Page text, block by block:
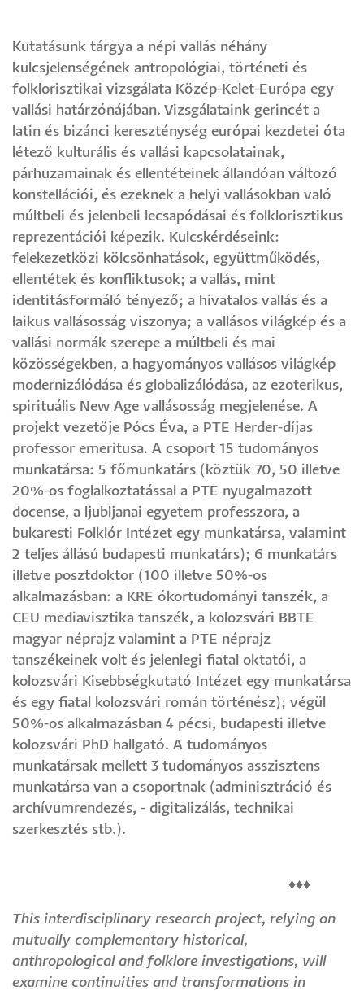
Kutatásunk tárgya a népi vallás néhány
kulcsjelenségének antropológiai, történeti és
folklorisztikai vizsgálata Közép-Kelet-Európa egy
vallási határzónájában. Vizsgálataink gerincét a
latin és bizánci kereszténység európai kezdetei óta
létező kulturális és vallási kapcsolatainak,
párhuzamainak és ellentéteinek állandóan változó
konstellációi, és ezeknek a helyi vallásokban való
múltbeli és jelenbeli lecsapódásai és folklorisztikus
reprezentációi képezik. Kulcskérdéseink:
felekezetközi kölcsönhatások, együttműködés,
ellentétek és konfliktusok; a vallás, mint
identitásformáló tényező; a hivatalos vallás és a
laikus vallásosság viszonya; a vallásos világkép és a
vallási normák szerepe a múltbeli és mai
közösségekben, a hagyományos vallásos világkép
modernizálódása és globalizálódása, az ezoterikus,
spirituális New Age vallásosság megjelenése. A
projekt vezetője Pócs Éva, a PTE Herder-díjas
professor emeritusa. A csoport 15 tudományos
munkatársa: 5 főmunkatárs (köztük 70, 50 illetve
20%-os foglalkoztatással a PTE nyugalmazott
docense, a ljubljanai egyetem professzora, a
bukaresti Folklór Intézet egy munkatársa, valamint
2 teljes állású budapesti munkatárs); 6 munkatárs
illetve posztdoktor (100 illetve 50%-os
alkalmazásban: a KRE ókortudományi tanszék, a
CEU mediavisztika tanszék, a kolozsvári BBTE
magyar néprajz valamint a PTE néprajz
tanszékeinek volt és jelenlegi fiatal oktatói, a
kolozsvári Kisebbségkutató Intézet egy munkatársa
és egy fiatal kolozsvári román történész); végül
50%-os alkalmazásban 4 pécsi, budapesti illetve
kolozsvári PhD hallgató. A tudományos
munkatársak mellett 3 tudományos asszisztens
munkatársa van a csoportnak (adminisztráció és
archívumrendezés, - digitalizálás, technikai
szerkesztés stb.).
♦♦♦
This interdisciplinary research project, relying on
mutually complementary historical,
anthropological and folklore investigations, will
examine continuities and transformations in